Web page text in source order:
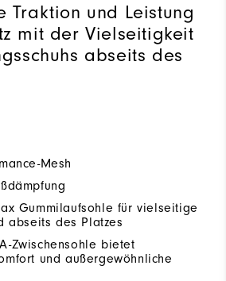
Traktion und Leistung
mit der Vielseitigkeit
abseits des
Mesh
Gummilaufsohle für vielseitige
abseits des Platzes
Zwischensohle bietet
und außergewöhnliche